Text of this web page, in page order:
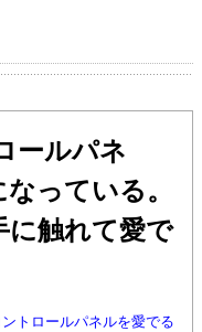
ールパネ
っている。
に触れて愛で
ントロールパネルを愛でる